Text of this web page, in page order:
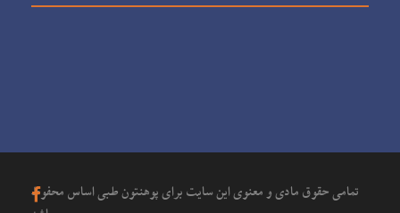
تمامی حقوق مادی و معنوی این سایت برای پوهنتون طبی اساس محفوظ